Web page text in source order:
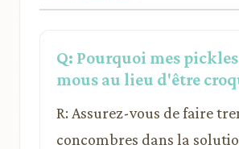
Q: Pourquoi mes
mous au lieu d'être
R: Assurez-vous de faire
concombres dans la